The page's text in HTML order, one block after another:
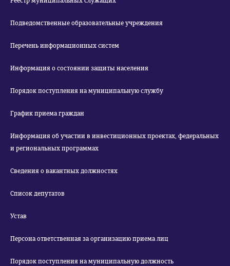
Подведомственные образовательные учреждения
Перечень информационных систем
Информация о состоянии защиты населения
Порядок поступления на муниципальную службу
График приема граждан
Информация об участии в инвестиционных проектах, федеральных
и региональных программах
Сведения о вакантных должностях
Список депутатов
Устав
Персона ответственная за организацию приема лиц
Порядок поступления на муниципальную должность